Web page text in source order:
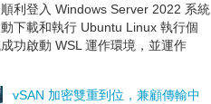
利登入 Windows Server 2022 系統
下載和執行 Ubuntu Linux 執行個
功啟動 WSL 運作環境，並運作
vSAN 加密雙重到位，兼顧傳輸中